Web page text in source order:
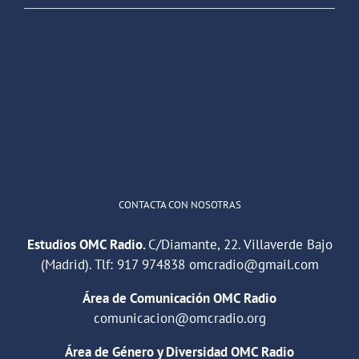
CONTACTA CON NOSOTRAS
Estudios OMC Radio.C/Diamante, 22. Villaverde Bajo
(Madrid). Tlf: 917 974838 omcradio@gmail.com
Área de Comunicación OMC Radio
comunicacion@omcradio.org
Área de Género y Diversidad OMC Radio